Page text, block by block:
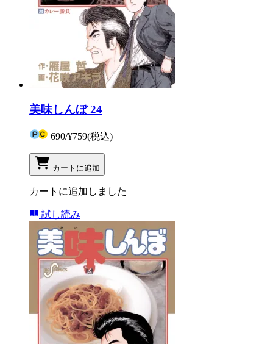
美味しんぼ 24
690/¥759(税込)
カートに追加
カートに追加しました
試し読み